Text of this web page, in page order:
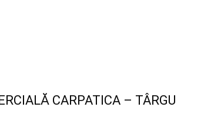
CARPATICA – TÂRGU